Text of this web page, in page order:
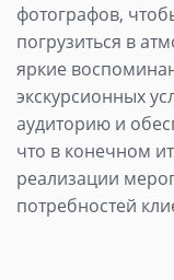
фотографов,
погрузиться в
яркие
экскурсионных
аудиторию и
что в конечном
реализации
потребностей